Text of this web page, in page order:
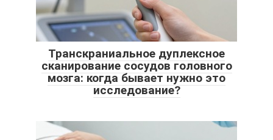
Транскраниальное дуплексное
сканирование сосудов головного
мозга: когда бывает нужно это
исследование?